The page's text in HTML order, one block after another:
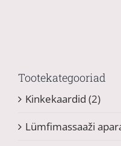
Tootekategooriad
Kinkekaardid (2)
Lümfimassaaži